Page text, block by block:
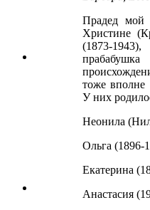
Прадед мой
Христине
(1873-
прабабушка
тоже вполне
У них
Неонила
Ольга (1896-
Екатерина
Анастасия